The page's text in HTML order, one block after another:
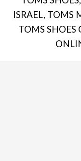
ISRAEL, TOMS
TOMS SHOES